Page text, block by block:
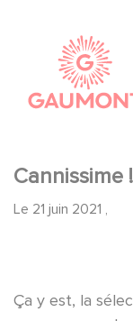
Cannissime !
Le 21 juin 2021 ,
Ça y est, la